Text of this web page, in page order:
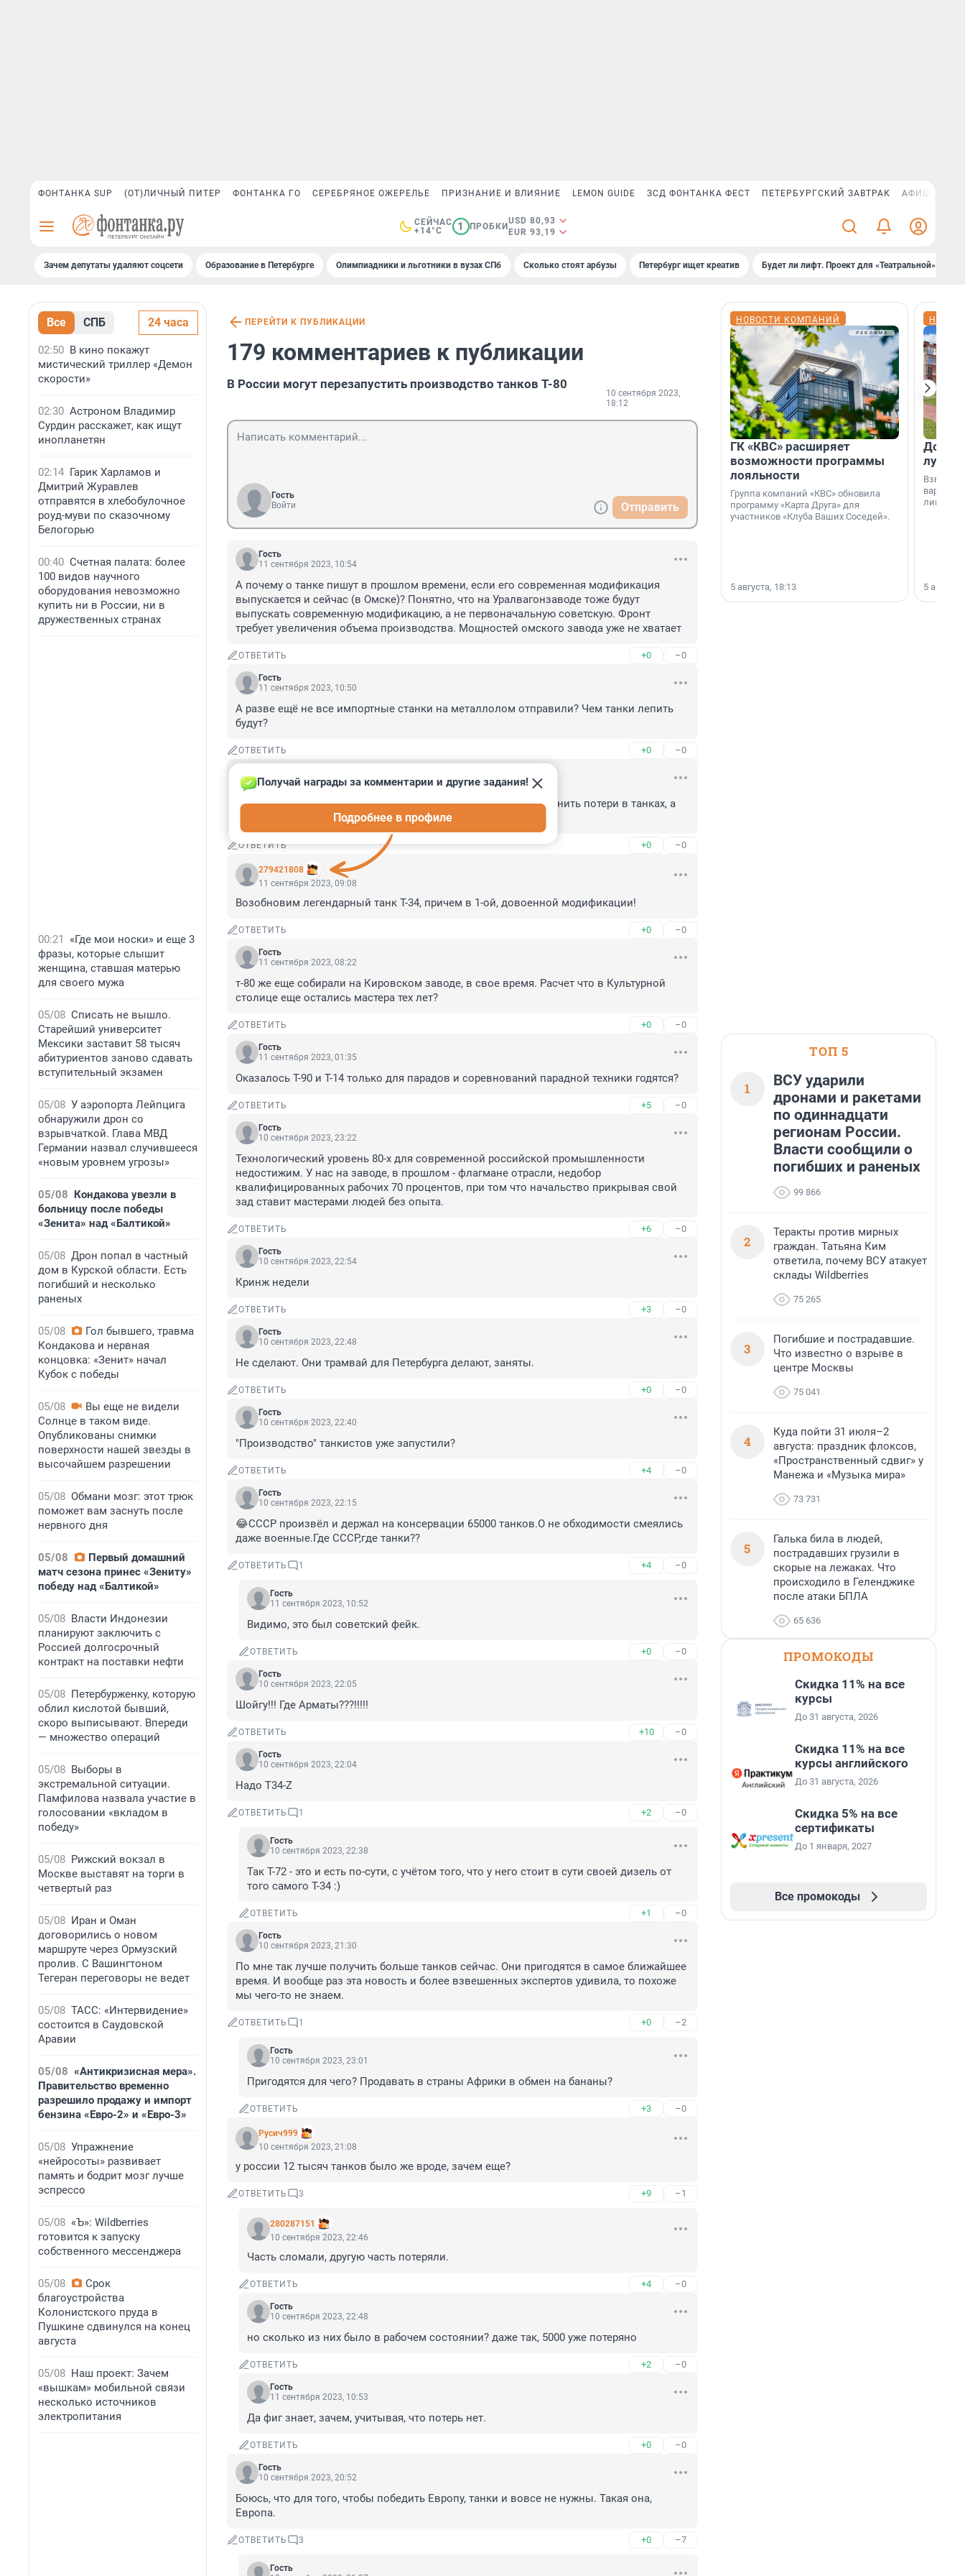
ФОНТАНКА SUP (ОТ)ЛИЧНЫЙ ПИТЕР ФОНТАНКА ГО СЕРЕБРЯНОЕ ОЖЕРЕЛЬЕ ПРИЗНАНИЕ И ВЛИЯНИЕ LEMON GUIDE ЗСД ФОНТАНКА ФЕСТ ПЕТЕРБУРГСКИЙ ЗАВТРАК АФИША PLUS
СЕЙЧАС
+14°C
1 ПРОБКИ
USD 80,93
EUR 93,19
Зачем депутаты удаляют соцсети Образование в Петербурге Олимпиадники и льготники в вузах СПб Сколько стоят арбузы Петербург ищет креатив Будет ли лифт. Проект для «Театральной»
Все СПБ 24 часа
02:50 В кино покажут
мистический триллер «Демон
скорости»
02:30 Астроном Владимир
Сурдин расскажет, как ищут
инопланетян
02:14 Гарик Харламов и
Дмитрий Журавлев
отправятся в хлебобулочное
роуд-муви по сказочному
Белогорью
00:40 Счетная палата: более
100 видов научного
оборудования невозможно
купить ни в России, ни в
дружественных странах
00:21
«Где мои носки» и еще 3
фразы, которые слышит
женщина, ставшая матерью
для своего мужа
05/08 Списать не вышло.
Старейший университет
Мексики заставит 58 тысяч
абитуриентов заново сдавать
вступительный экзамен
05/08 У аэропорта Лейпцига
обнаружили дрон со
взрывчаткой. Глава МВД
Германии назвал случившееся
«новым уровнем угрозы»
05/08 Кондакова увезли в
больницу после победы
«Зенита» над «Балтикой»
05/08 Дрон попал в частный
дом в Курской области. Есть
погибший и несколько
раненых
05/08
Гол бывшего, травма
Кондакова и нервная
концовка: «Зенит» начал
Кубок с победы
05/08
Вы еще не видели
Солнце в таком виде.
Опубликованы снимки
поверхности нашей звезды в
высочайшем разрешении
05/08 Обмани мозг: этот трюк
поможет вам заснуть после
нервного дня
05/08
Первый домашний
матч сезона принес «Зениту»
победу над «Балтикой»
05/08 Власти Индонезии
планируют заключить с
Россией долгосрочный
контракт на поставки нефти
05/08 Петербурженку, которую
облил кислотой бывший,
скоро выписывают. Впереди
— множество операций
05/08 Выборы в
экстремальной ситуации.
Памфилова назвала участие в
голосовании «вкладом в
победу»
05/08 Рижский вокзал в
Москве выставят на торги в
четвертый раз
05/08 Иран и Оман
договорились о новом
маршруте через Ормузский
пролив. С Вашингтоном
Тегеран переговоры не ведет
05/08 ТАСС: «Интервидение»
состоится в Саудовской
Аравии
05/08 «Антикризисная мера».
Правительство временно
разрешило продажу и импорт
бензина «Евро-2» и «Евро-3»
05/08 Упражнение
«нейросоты» развивает
память и бодрит мозг лучше
эспрессо
05/08 «Ъ»: Wildberries
готовится к запуску
собственного мессенджера
05/08
Срок
благоустройства
Колонистского пруда в
Пушкине сдвинулся на конец
августа
05/08 Наш проект: Зачем
«вышкам» мобильной связи
несколько источников
электропитания
ПЕРЕЙТИ К ПУБЛИКАЦИИ
179 комментариев к публикации
В России могут перезапустить производство танков Т-80
10 сентября 2023,
18:12
Гость
Войти
Отправить
Гость
11 сентября 2023, 10:54
А почему о танке пишут в прошлом времени, если его современная модификация
выпускается и сейчас (в Омске)? Понятно, что на Уралвагонзаводе тоже будут
выпускать современную модификацию, а не первоначальную советскую. Фронт
требует увеличения объема производства. Мощностей омского завода уже не хватает
ОТВЕТИТЬ +0 –0
Гость
11 сентября 2023, 10:50
А разве ещё не все импортные станки на металлолом отправили? Чем танки лепить
будут?
ОТВЕТИТЬ +0 –0
11 сентября 2023, 10:30
может быть, это от того, что уралвагонзавод не может восполнить потери в танках, а
т-80 делать попроще и побыстрее
ОТВЕТИТЬ +0 –0
279421808
Получай награды за комментарии и другие задания!
Подробнее в профиле
11 сентября 2023, 09:08
Возобновим легендарный танк Т-34, причем в 1-ой, довоенной модификации!
ОТВЕТИТЬ +0 –0
Гость
11 сентября 2023, 08:22
т-80 же еще собирали на Кировском заводе, в свое время. Расчет что в Культурной
столице еще остались мастера тех лет?
ОТВЕТИТЬ +0 –0
Гость
11 сентября 2023, 01:35
Оказалось Т-90 и Т-14 только для парадов и соревнований парадной техники годятся?
ОТВЕТИТЬ +5 –0
Гость
10 сентября 2023, 23:22
Технологический уровень 80-х для современной российской промышленности
недостижим. У нас на заводе, в прошлом - флагмане отрасли, недобор
квалифицированных рабочих 70 процентов, при том что начальство прикрывая свой
зад ставит мастерами людей без опыта.
ОТВЕТИТЬ +6 –0
Гость
10 сентября 2023, 22:54
Кринж недели
ОТВЕТИТЬ +3 –0
Гость
10 сентября 2023, 22:48
Не сделают. Они трамвай для Петербурга делают, заняты.
ОТВЕТИТЬ +0 –0
Гость
10 сентября 2023, 22:40
"Производство" танкистов уже запустили?
ОТВЕТИТЬ +4 –0
Гость
10 сентября 2023, 22:15
😂СССР произвёл и держал на консервации 65000 танков.О не обходимости смеялись
даже военные.Где СССР,где танки??
ОТВЕТИТЬ 1 +4 –0
Гость
11 сентября 2023, 10:52
Видимо, это был советский фейк.
ОТВЕТИТЬ +0 –0
Гость
10 сентября 2023, 22:05
Шойгу!!! Где Арматы???!!!!!
ОТВЕТИТЬ +10 –0
Гость
10 сентября 2023, 22:04
Надо T34-Z
ОТВЕТИТЬ 1 +2 –0
Гость
10 сентября 2023, 22:38
Так Т-72 - это и есть по-сути, с учётом того, что у него стоит в сути своей дизель от
того самого Т-34 :)
ОТВЕТИТЬ +1 –0
Гость
10 сентября 2023, 21:30
По мне так лучше получить больше танков сейчас. Они пригодятся в самое ближайшее
время. И вообще раз эта новость и более взвешенных экспертов удивила, то похоже
мы чего-то не знаем.
ОТВЕТИТЬ 1 +0 –2
Гость
10 сентября 2023, 23:01
Пригодятся для чего? Продавать в страны Африки в обмен на бананы?
ОТВЕТИТЬ +3 –0
Русич999
10 сентября 2023, 21:08
у россии 12 тысяч танков было же вроде, зачем еще?
ОТВЕТИТЬ 3 +9 –1
280287151
10 сентября 2023, 22:46
Часть сломали, другую часть потеряли.
ОТВЕТИТЬ +4 –0
Гость
10 сентября 2023, 22:48
но сколько из них было в рабочем состоянии? даже так, 5000 уже потеряно
ОТВЕТИТЬ +2 –0
Гость
11 сентября 2023, 10:53
Да фиг знает, зачем, учитывая, что потерь нет.
ОТВЕТИТЬ +0 –0
Гость
10 сентября 2023, 20:52
Боюсь, что для того, чтобы победить Европу, танки и вовсе не нужны. Такая она,
Европа.
ОТВЕТИТЬ 3 +0 –7
Гость
НОВОСТИ КОМПАНИЙ
ГК «КВС» расширяет
возможности программы
лояльности
Группа компаний «КВС» обновила
программу «Карта Друга» для
участников «Клуба Ваших Соседей».
5 августа, 18:13
Дом
лучше
лишнего
5
ТОП 5
1
ВСУ ударили
дронами и ракетами
по одиннадцати
регионам России.
Власти сообщили о
погибших и раненых
99 866
2
Теракты против мирных
граждан. Татьяна Ким
ответила, почему ВСУ атакует
склады Wildberries
75 265
3
Погибшие и пострадавшие.
Что известно о взрыве в
центре Москвы
75 041
4
Куда пойти 31 июля–2
августа: праздник флоксов,
«Пространственный сдвиг» у
Манежа и «Музыка мира»
73 731
5
Галька била в людей,
пострадавших грузили в
скорые на лежаках. Что
происходило в Геленджике
после атаки БПЛА
65 636
ПРОМОКОДЫ
Скидка 11% на все
курсы
До 31 августа, 2026
Скидка 11% на все
курсы английского
До 31 августа, 2026
Скидка 5% на все
сертификаты
До 1 января, 2027
Все промокоды